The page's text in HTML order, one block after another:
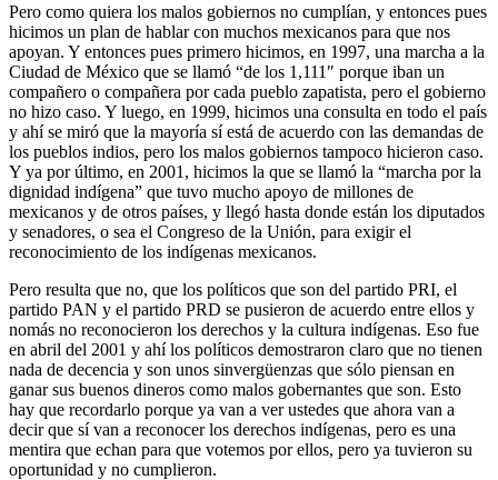
Pero como quiera los malos gobiernos no cumplían, y entonces pues
hicimos un plan de hablar con muchos mexicanos para que nos
apoyan. Y entonces pues primero hicimos, en 1997, una marcha a la
Ciudad de México que se llamó “de los 1,111″ porque iban un
compañero o compañera por cada pueblo zapatista, pero el gobierno
no hizo caso. Y luego, en 1999, hicimos una consulta en todo el país
y ahí se miró que la mayoría sí está de acuerdo con las demandas de
los pueblos indios, pero los malos gobiernos tampoco hicieron caso.
Y ya por último, en 2001, hicimos la que se llamó la “marcha por la
dignidad indígena” que tuvo mucho apoyo de millones de
mexicanos y de otros países, y llegó hasta donde están los diputados
y senadores, o sea el Congreso de la Unión, para exigir el
reconocimiento de los indígenas mexicanos.
Pero resulta que no, que los políticos que son del partido PRI, el
partido PAN y el partido PRD se pusieron de acuerdo entre ellos y
nomás no reconocieron los derechos y la cultura indígenas. Eso fue
en abril del 2001 y ahí los políticos demostraron claro que no tienen
nada de decencia y son unos sinvergüenzas que sólo piensan en
ganar sus buenos dineros como malos gobernantes que son. Esto
hay que recordarlo porque ya van a ver ustedes que ahora van a
decir que sí van a reconocer los derechos indígenas, pero es una
mentira que echan para que votemos por ellos, pero ya tuvieron su
oportunidad y no cumplieron.